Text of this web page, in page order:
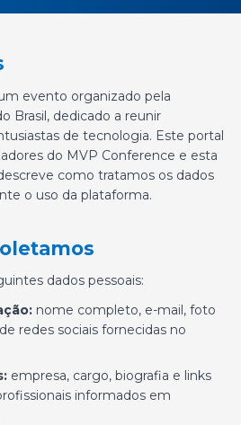
evento organizado pela
Brasil, dedicado a reunir
de tecnologia. Este portal
do MVP Conference e esta
como tratamos os dados
o uso da plataforma.
dados pessoais:
nome completo, e-mail, foto
redes sociais fornecidas no
empresa, cargo, biografia e links
informados em